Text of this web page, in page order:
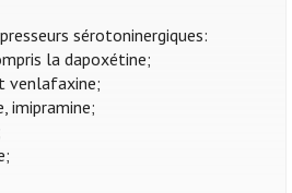
sérotoninergiques:
la dapoxétine;
venlafaxine;
imipramine;